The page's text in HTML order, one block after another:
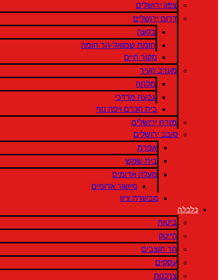
צפון ירושלים
דרום ירושלים
בקעה
חומת שמואל-הר חומה
מקור חיים
מערב העיר
מלחה
גבעת מרדכי
בית הכרם ויפה נוף
מזרח ירושלים
סובב ירושלים
אפרת
בית שמש
מעלה אדומים
מישור אדומים
מבשרת ציון
כלכלה
ביטוח
הייטק
הר חוצבים
עסקים
צרכנות